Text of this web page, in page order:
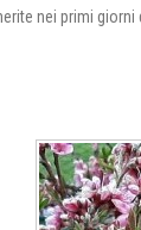
nei primi